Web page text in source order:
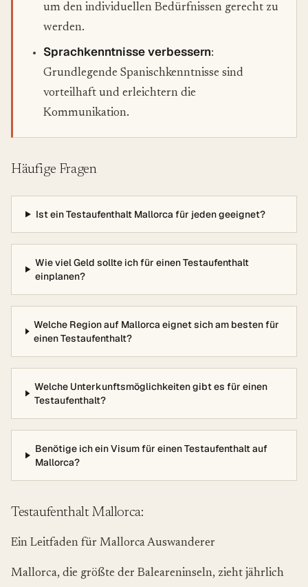
um den individuellen Bedürfnissen gerecht zu
werden.
Sprachkenntnisse verbessern:
Grundlegende Spanischkenntnisse sind
vorteilhaft und erleichtern die
Kommunikation.
Häufige Fragen
Ist ein Testaufenthalt Mallorca für jeden geeignet?
Wie viel Geld sollte ich für einen Testaufenthalt
einplanen?
Welche Region auf Mallorca eignet sich am besten für
einen Testaufenthalt?
Welche Unterkunftsmöglichkeiten gibt es für einen
Testaufenthalt?
Benötige ich ein Visum für einen Testaufenthalt auf
Mallorca?
Testaufenthalt Mallorca:
Ein Leitfaden für Mallorca Auswanderer
Mallorca, die größte der Baleareninseln, zieht jährlich